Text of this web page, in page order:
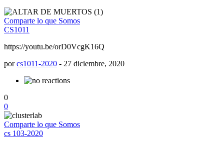
Comparte lo que Somos
CS1011
https://youtu.be/orD0VcgK16Q
porcs1011-2020 - 27 diciembre, 2020
0
0
Comparte lo que Somos
cs 103-2020